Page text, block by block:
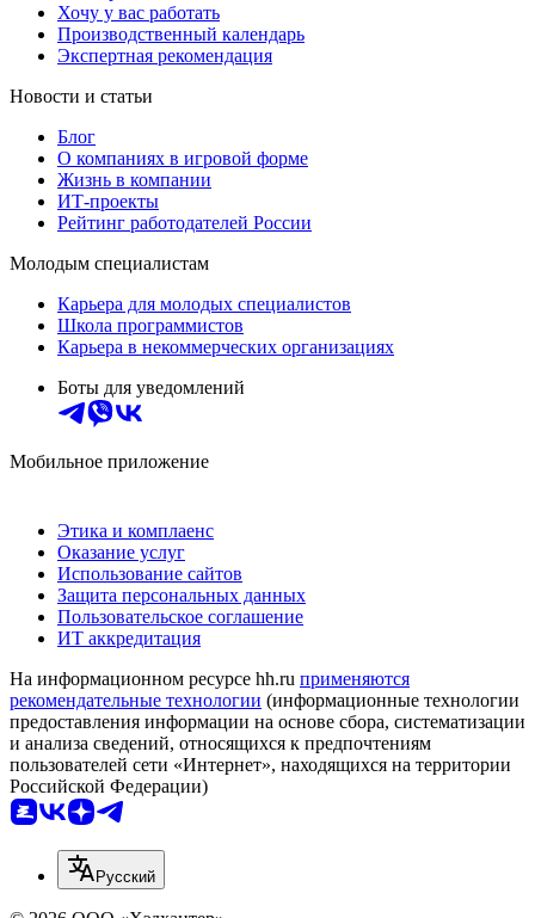
Хочу у вас работать
Производственный календарь
Экспертная рекомендация
Новости и статьи
Блог
О компаниях в игровой форме
Жизнь в компании
ИТ-проекты
Рейтинг работодателей России
Молодым специалистам
Карьера для молодых специалистов
Школа программистов
Карьера в некоммерческих организациях
Боты для уведомлений
Мобильное приложение
Этика и комплаенс
Оказание услуг
Использование сайтов
Защита персональных данных
Пользовательское соглашение
ИТ аккредитация
На информационном ресурсе hh.ru применяются
рекомендательные технологии (информационные технологии
предоставления информации на основе сбора, систематизации
и анализа сведений, относящихся к предпочтениям
пользователей сети «Интернет», находящихся на территории
Российской Федерации)
Русский